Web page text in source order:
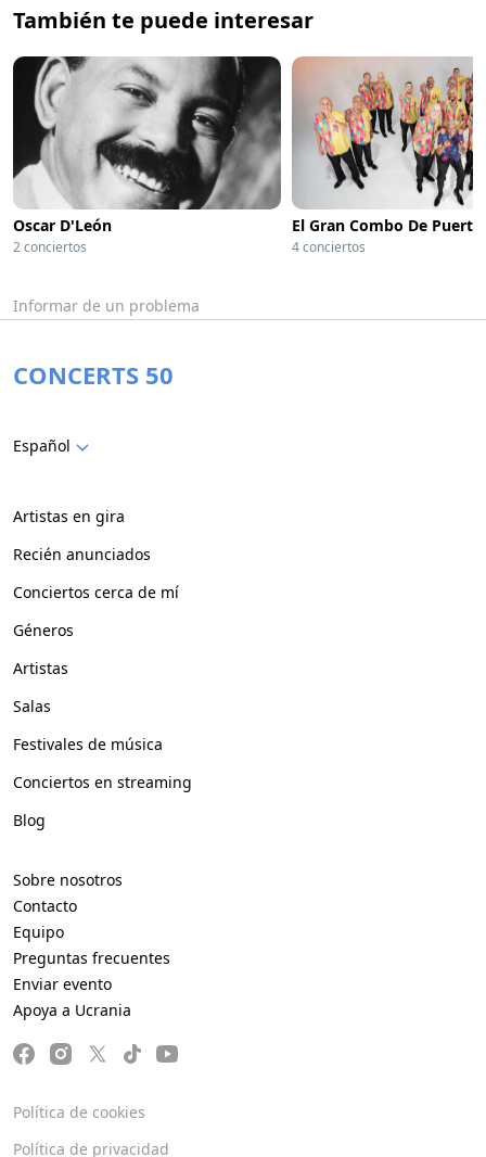
También te puede interesar
Oscar D'León
2 conciertos
El Gran Combo De Puerto
4 conciertos
Informar de un problema
CONCERTS 50
Español
Artistas en gira
Recién anunciados
Conciertos cerca de mí
Géneros
Artistas
Salas
Festivales de música
Conciertos en streaming
Blog
Sobre nosotros
Contacto
Equipo
Preguntas frecuentes
Enviar evento
Apoya a Ucrania
Política de cookies
Política de privacidad